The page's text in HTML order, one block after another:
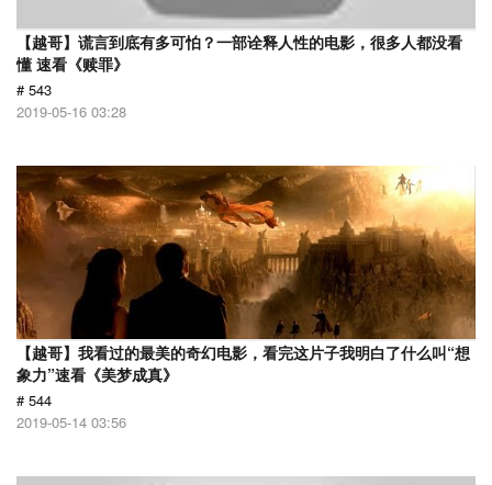
【越哥】谎言到底有多可怕？一部诠释人性的电影，很多人都没看
懂 速看《赎罪》
# 543
2019-05-16 03:28
【越哥】我看过的最美的奇幻电影，看完这片子我明白了什么叫“想
象力”速看《美梦成真》
# 544
2019-05-14 03:56